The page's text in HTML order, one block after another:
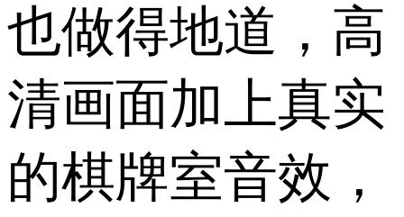
也做得地道，高
清画面加上真实
的棋牌室音效，